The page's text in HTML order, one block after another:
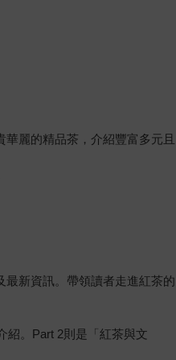
麗的精品茶，介紹豐富多元且
新資訊。帶領讀者走進紅茶的
紹。Part 2則是「紅茶與文